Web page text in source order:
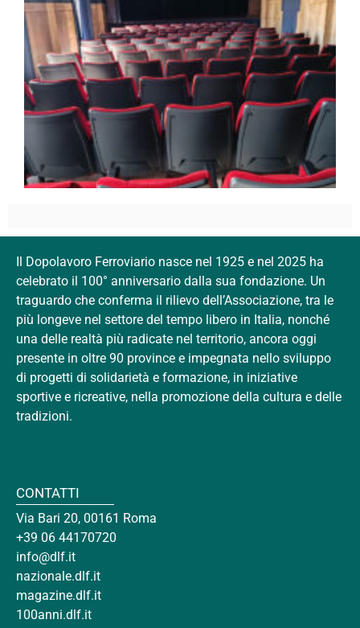
Il Dopolavoro Ferroviario nasce nel 1925 e nel 2025 ha
celebrato il 100° anniversario dalla sua fondazione. Un
traguardo che conferma il rilievo dell’Associazione, tra le
più longeve nel settore del tempo libero in Italia, nonché
una delle realtà più radicate nel territorio, ancora oggi
presente in oltre 90 province e impegnata nello sviluppo
di progetti di solidarietà e formazione, in iniziative
sportive e ricreative, nella promozione della cultura e delle
tradizioni.
CONTATTI
Via Bari 20, 00161 Roma
+39 06 44170720
info@dlf.it
nazionale.dlf.it
magazine.dlf.it
100anni.dlf.it